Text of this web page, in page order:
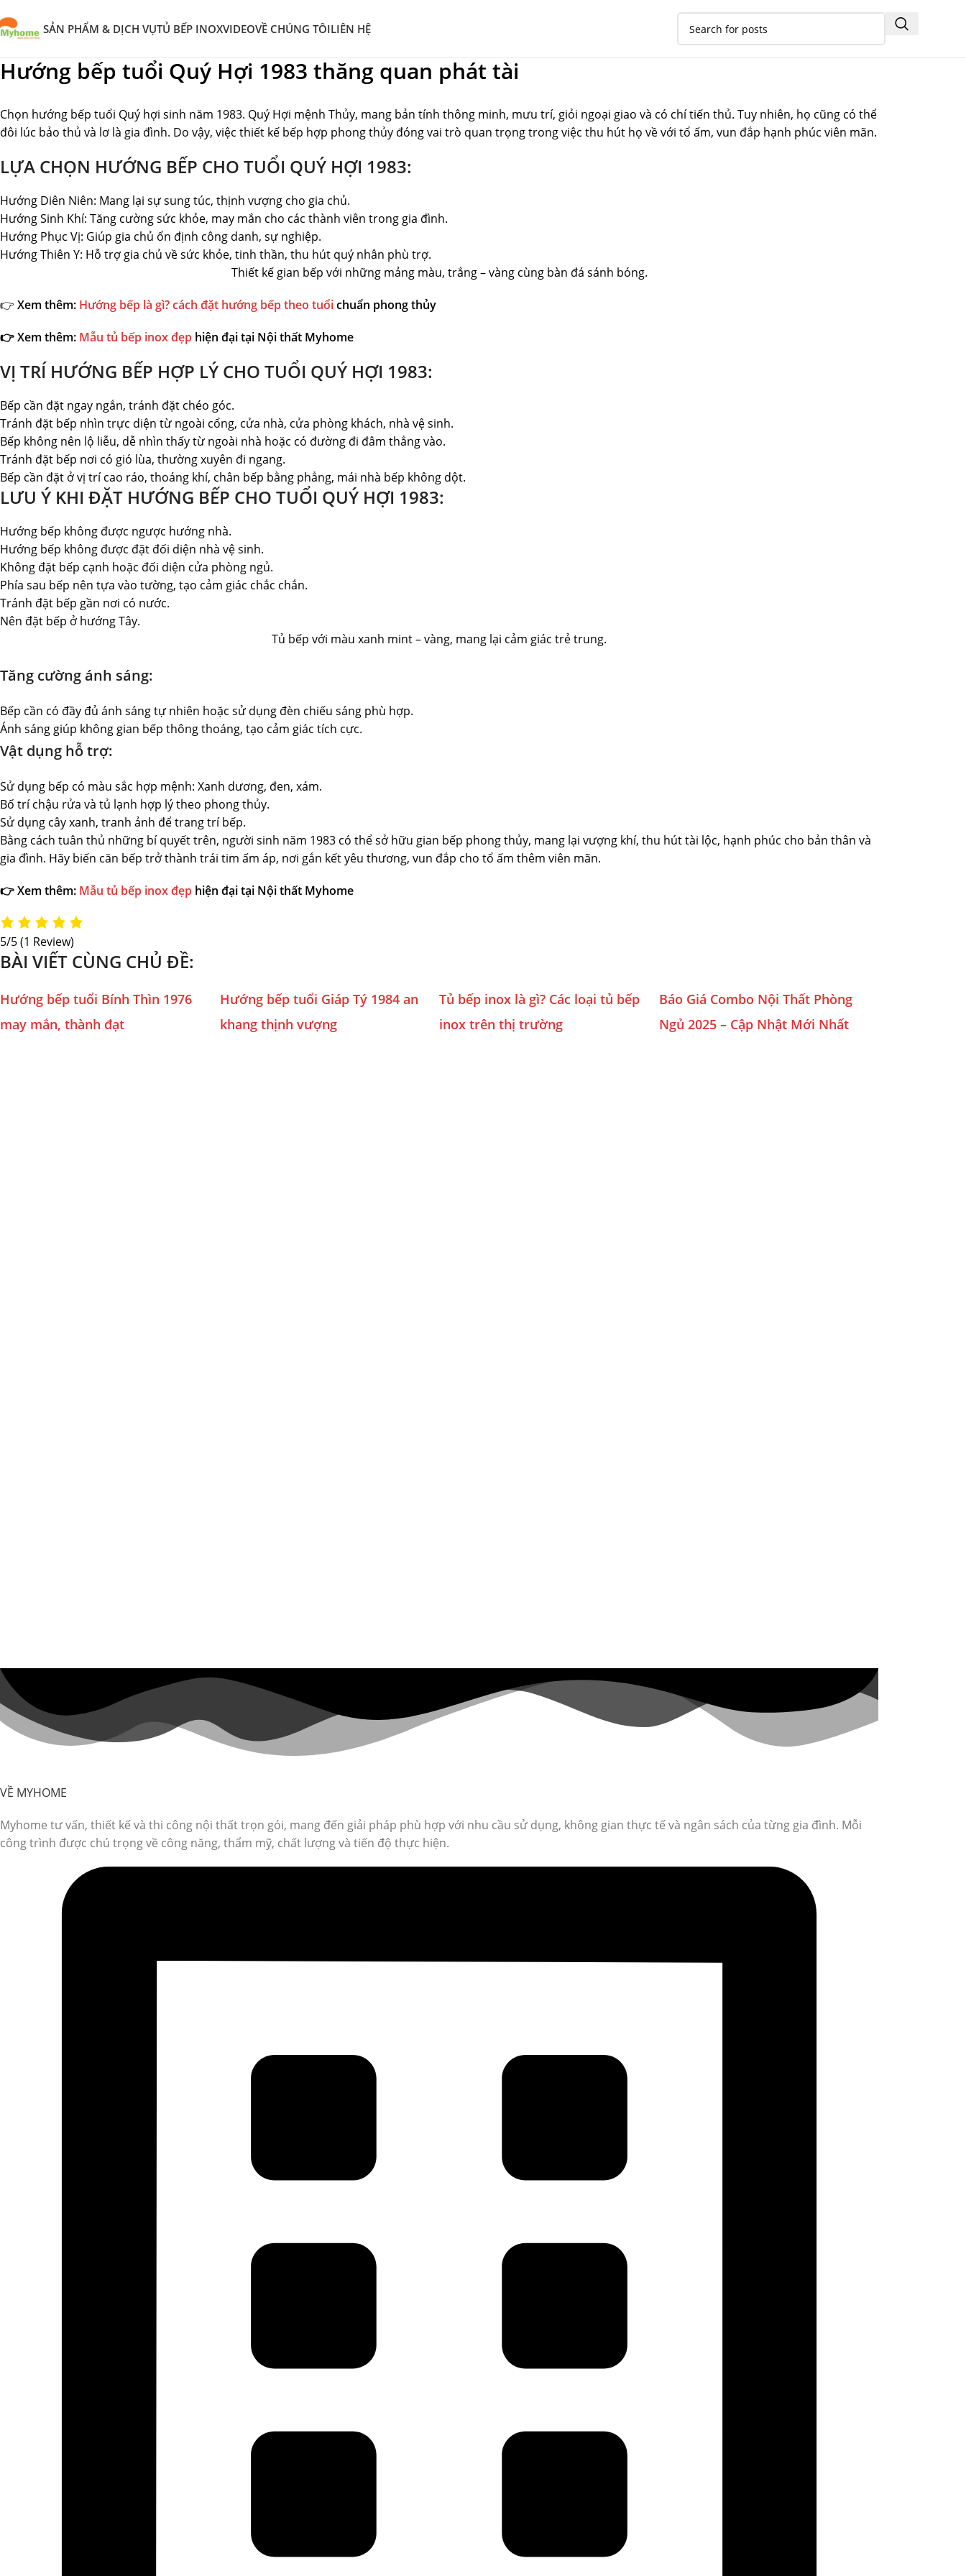
SẢN PHẨM & DỊCH VỤTỦ BẾP INOXVIDEOVỀ CHÚNG TÔILIÊN HỆ
Hướng bếp tuổi Quý Hợi 1983 thăng quan phát tài
Chọn hướng bếp tuổi Quý hợi sinh năm 1983. Quý Hợi mệnh Thủy, mang bản tính thông minh, mưu trí, giỏi ngoại giao và có chí tiến thủ. Tuy nhiên, họ cũng có thể
đôi lúc bảo thủ và lơ là gia đình. Do vậy, việc thiết kế bếp hợp phong thủy đóng vai trò quan trọng trong việc thu hút họ về với tổ ấm, vun đắp hạnh phúc viên mãn.
LỰA CHỌN HƯỚNG BẾP CHO TUỔI QUÝ HỢI 1983:
Hướng Diên Niên: Mang lại sự sung túc, thịnh vượng cho gia chủ.
Hướng Sinh Khí: Tăng cường sức khỏe, may mắn cho các thành viên trong gia đình.
Hướng Phục Vị: Giúp gia chủ ổn định công danh, sự nghiệp.
Hướng Thiên Y: Hỗ trợ gia chủ về sức khỏe, tinh thần, thu hút quý nhân phù trợ.
Thiết kế gian bếp với những mảng màu, trắng – vàng cùng bàn đá sánh bóng.
👉 Xem thêm: Hướng bếp là gì? cách đặt hướng bếp theo tuổichuẩn phong thủy
👉 Xem thêm: Mẫu tủ bếp inox đẹp hiện đại tại Nội thất Myhome
VỊ TRÍ HƯỚNG BẾP HỢP LÝ CHO TUỔI QUÝ HỢI 1983:
Bếp cần đặt ngay ngắn, tránh đặt chéo góc.
Tránh đặt bếp nhìn trực diện từ ngoài cổng, cửa nhà, cửa phòng khách, nhà vệ sinh.
Bếp không nên lộ liễu, dễ nhìn thấy từ ngoài nhà hoặc có đường đi đâm thẳng vào.
Tránh đặt bếp nơi có gió lùa, thường xuyên đi ngang.
Bếp cần đặt ở vị trí cao ráo, thoáng khí, chân bếp bằng phẳng, mái nhà bếp không dột.
LƯU Ý KHI ĐẶT HƯỚNG BẾP CHO TUỔI QUÝ HỢI 1983:
Hướng bếp không được ngược hướng nhà.
Hướng bếp không được đặt đối diện nhà vệ sinh.
Không đặt bếp cạnh hoặc đối diện cửa phòng ngủ.
Phía sau bếp nên tựa vào tường, tạo cảm giác chắc chắn.
Tránh đặt bếp gần nơi có nước.
Nên đặt bếp ở hướng Tây.
Tủ bếp với màu xanh mint – vàng, mang lại cảm giác trẻ trung.
Tăng cường ánh sáng:
Bếp cần có đầy đủ ánh sáng tự nhiên hoặc sử dụng đèn chiếu sáng phù hợp.
Ánh sáng giúp không gian bếp thông thoáng, tạo cảm giác tích cực.
Vật dụng hỗ trợ:
Sử dụng bếp có màu sắc hợp mệnh: Xanh dương, đen, xám.
Bố trí chậu rửa và tủ lạnh hợp lý theo phong thủy.
Sử dụng cây xanh, tranh ảnh để trang trí bếp.
Bằng cách tuân thủ những bí quyết trên, người sinh năm 1983 có thể sở hữu gian bếp phong thủy, mang lại vượng khí, thu hút tài lộc, hạnh phúc cho bản thân và
gia đình. Hãy biến căn bếp trở thành trái tim ấm áp, nơi gắn kết yêu thương, vun đắp cho tổ ấm thêm viên mãn.
👉 Xem thêm: Mẫu tủ bếp inox đẹp hiện đại tại Nội thất Myhome
5/5(1 Review)
BÀI VIẾT CÙNG CHỦ ĐỀ:
Hướng bếp tuổi Bính Thìn 1976
may mắn, thành đạt
Hướng bếp tuổi Giáp Tý 1984 an
khang thịnh vượng
Tủ bếp inox là gì? Các loại tủ bếp
inox trên thị trường
Báo Giá Combo Nội Thất Phòng
Ngủ 2025 – Cập Nhật Mới Nhất
VỀ MYHOME
Myhome tư vấn, thiết kế và thi công nội thất trọn gói, mang đến giải pháp phù hợp với nhu cầu sử dụng, không gian thực tế và ngân sách của từng gia đình. Mỗi
công trình được chú trọng về công năng, thẩm mỹ, chất lượng và tiến độ thực hiện.